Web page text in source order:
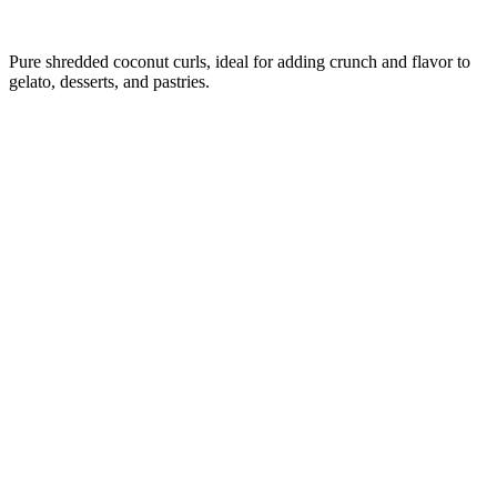
Pure shredded coconut curls, ideal for adding crunch and flavor to
gelato, desserts, and pastries.